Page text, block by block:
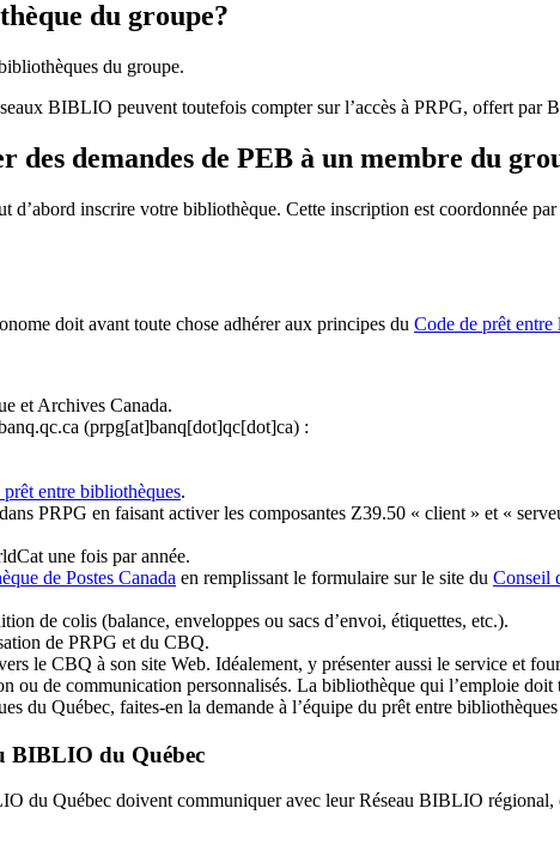
du groupe?
du groupe.
BIBLIO peuvent toutefois compter sur l’accès à PRPG, offert par
demandes de PEB à un membre du
d’abord inscrire votre bibliothèque. Cette inscription est coordonnée
doit avant toute chose adhérer aux principes du Code de prêt entre
et Archives Canada.
(prpg[at]banq[dot]qc[dot]ca) :
entre bibliothèques.
PRPG en faisant activer les composantes Z39.50 « client » et «
une fois par année.
de Postes Canada en remplissant le formulaire sur le site du Conseil
de colis (balance, enveloppes ou sacs d’envoi, étiquettes, etc.).
de PRPG et du CBQ.
le CBQ à son site Web. Idéalement, y présenter aussi le service et
de communication personnalisés. La bibliothèque qui l’emploie doit
du Québec, faites-en la demande à l’équipe du prêt entre
BIBLIO du Québec
du Québec doivent communiquer avec leur Réseau BIBLIO régional,